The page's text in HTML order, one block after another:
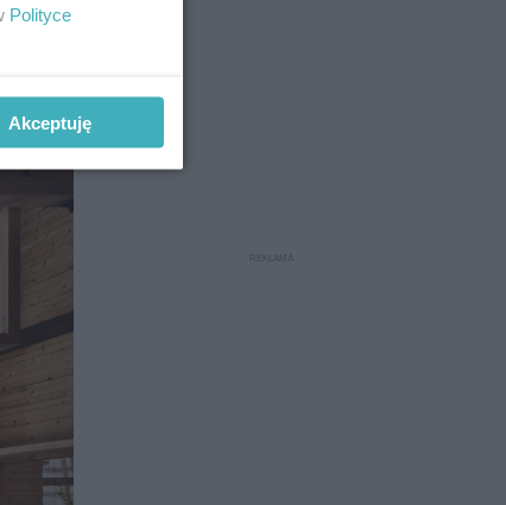
Polityce
Akceptuję